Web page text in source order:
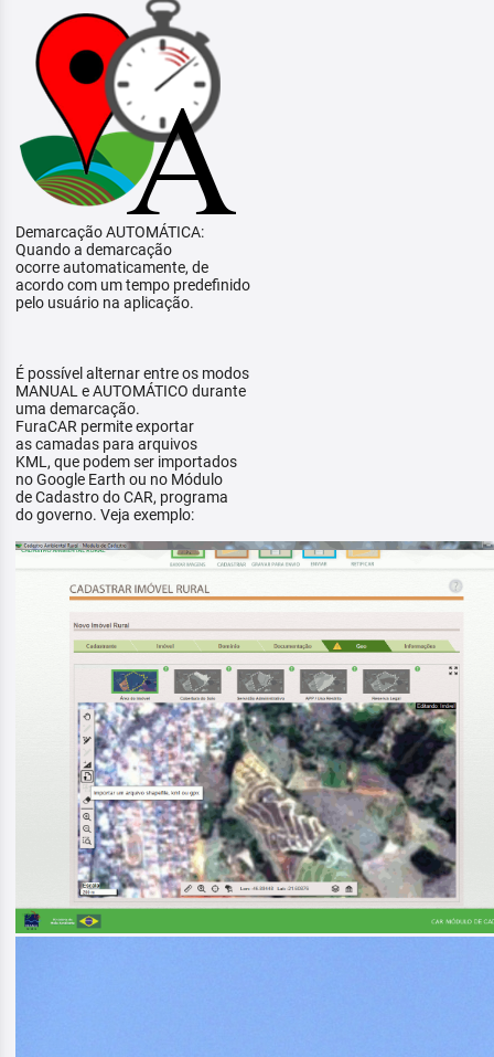
Demarcação AUTOMÁTICA:
Quando a demarcação
ocorre automaticamente, de
acordo com um tempo predefinido
pelo usuário na aplicação.
É possível alternar entre os modos
MANUAL e AUTOMÁTICO durante
uma demarcação.
FuraCAR permite exportar
as camadas para arquivos
KML, que podem ser importados
no Google Earth ou no Módulo
de Cadastro do CAR, programa
do governo. Veja exemplo: